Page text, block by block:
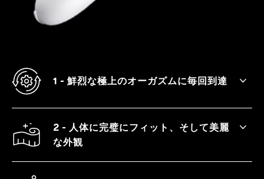
1 - 鮮烈な極上のオーガズムに毎回到達
機能性に優れた6種類の振動モードで、自由
自在に快感を実現できます。
2 - 人体に完璧にフィット、そして美麗
な外観